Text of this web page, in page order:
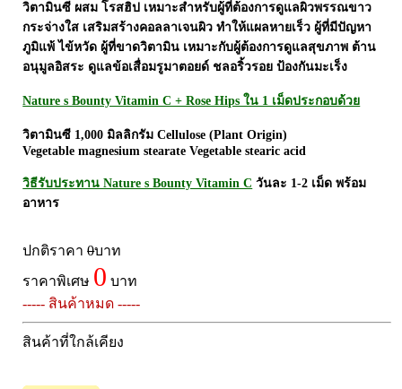
สินค้าอื่นๆ
LYNAE
PHARMAX
Pharmahof
CeraVe
Preme nobu
Eucerin ยูเซอรีน
Hi-balanz
Smooth-E
Pharmapure
Provamed
วิตามินซี ผสม โรสฮิป เหมาะสำหรับผู้ที่ต้องการดูแลผิวพรรณขาว
กระจ่างใส เสริมสร้างคอลลาเจนผิว ทำให้แผลหายเร็ว ผู้ที่มีปัญหา
ภูมิแพ้ ไข้หวัด ผู้ที่ขาดวิตามิน เหมาะกับผู้ต้องการดูแลสุขภาพ ต้าน
อนุมูลอิสระ ดูแลข้อเสื่อมรูมาตอยด์ ชลอริ้วรอย ป้องกันมะเร็ง
Nature s Bounty Vitamin C + Rose Hips ใน 1 เม็ดประกอบด้วย
วิตามินซี 1,000 มิลลิกรัม Cellulose (Plant Origin)
Vegetable magnesium stearate Vegetable stearic acid
วิธีรับประทาน Nature s Bounty Vitamin C วันละ 1-2 เม็ด พร้อม
อาหาร
ปกติราคา0บาท
ราคาพิเศษ 0 บาท
----- สินค้าหมด -----
สินค้าที่ใกล้เคียง